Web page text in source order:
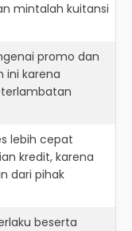
mintalah kuitansi
promo dan
ini karena
lebih cepat
kredit, karena
dari pihak
beserta